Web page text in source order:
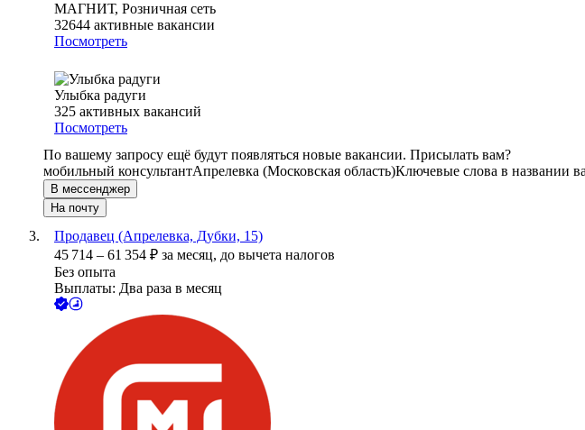
МАГНИТ, Розничная сеть
32644 активные вакансии
Посмотреть
Улыбка радуги
325 активных вакансий
Посмотреть
По вашему запросу ещё будут появляться новые вакансии. Присылать вам?
мобильный консультантАпрелевка (Московская область)Ключевые слова в названии
В мессенджер
На почту
Продавец (Апрелевка, Дубки, 15)
45 714 – 61 354 ₽ за месяц, до вычета налогов
Без опыта
Выплаты: Два раза в месяц